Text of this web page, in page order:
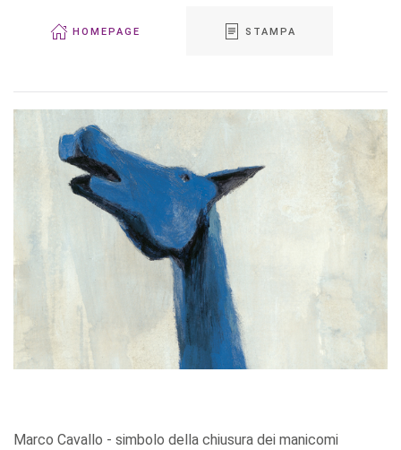
HOMEPAGE STAMPA
Marco Cavallo - simbolo della chiusura dei manicomi